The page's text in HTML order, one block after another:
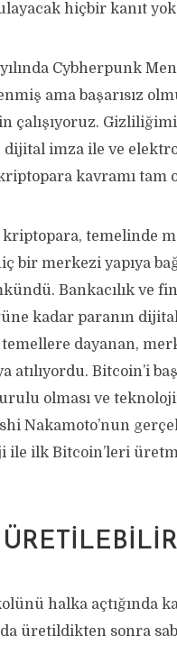
hiçbir kanıt
Cybherpunk
ama başarısız
çalışıyoruz.
imza ile ve
kriptopara kavramı tam
temelinde
merkezi yapıya
Bankacılık ve
kadar paranın
dayanan,
Bitcoin’i
olması ve
Nakamoto’nun
ile ilk Bitcoin’leri
halka açtığında
üretildikten sonra